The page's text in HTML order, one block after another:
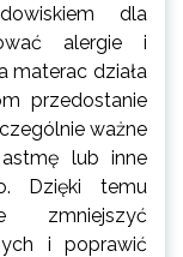
dla
alergie i
materac działa
przedostanie
ważne
lub inne
Dzięki temu
zmniejszyć
i poprawić